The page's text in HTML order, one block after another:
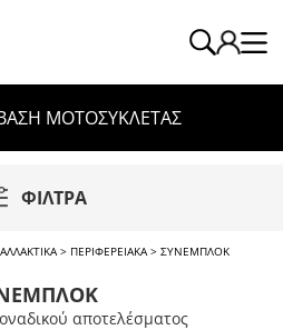
ΜΟΤΟΣΥΚΛΕΤΑΣ
ΦΙΛΤΡΑ
> ΠΕΡΙΦΕΡΕΙΑΚΑ >ΣΥΝΕΜΠΛΟΚ
αποτελέσματος